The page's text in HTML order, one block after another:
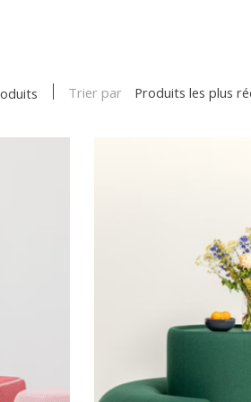
Trier par Produits les plus